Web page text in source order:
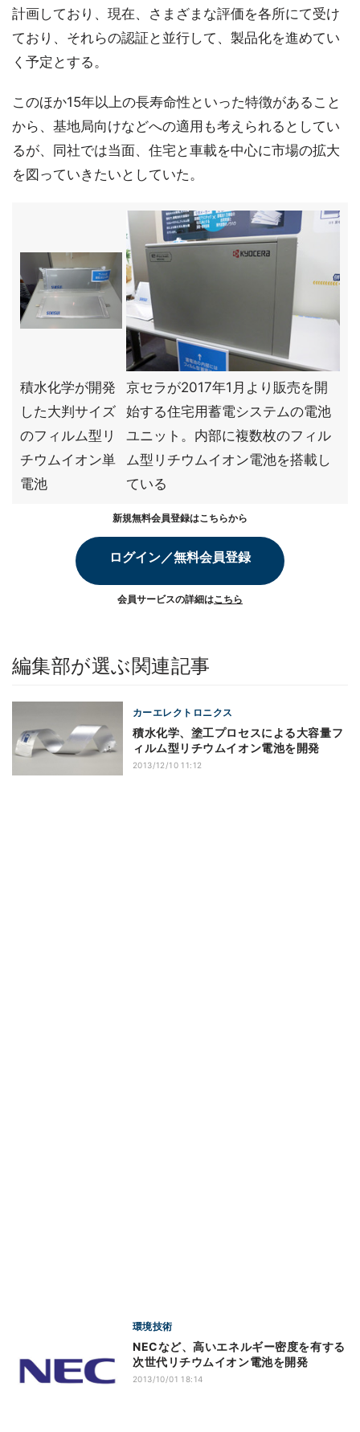
計画しており、現在、さまざまな評価を各所にて受け
ており、それらの認証と並行して、製品化を進めてい
く予定とする。
このほか15年以上の長寿命性といった特徴があること
から、基地局向けなどへの適用も考えられるとしてい
るが、同社では当面、住宅と車載を中心に市場の拡大
を図っていきたいとしていた。
積水化学が開発
した大判サイズ
のフィルム型リ
チウムイオン単
電池
京セラが2017年1月より販売を開
始する住宅用蓄電システムの電池
ユニット。内部に複数枚のフィル
ム型リチウムイオン電池を搭載し
ている
新規無料会員登録はこちらから
ログイン／無料会員登録
会員サービスの詳細はこちら
編集部が選ぶ関連記事
カーエレクトロニクス
積水化学、塗工プロセスによる大容量フ
ィルム型リチウムイオン電池を開発
2013/12/10 11:12
環境技術
NECなど、高いエネルギー密度を有する
次世代リチウムイオン電池を開発
2013/10/01 18:14